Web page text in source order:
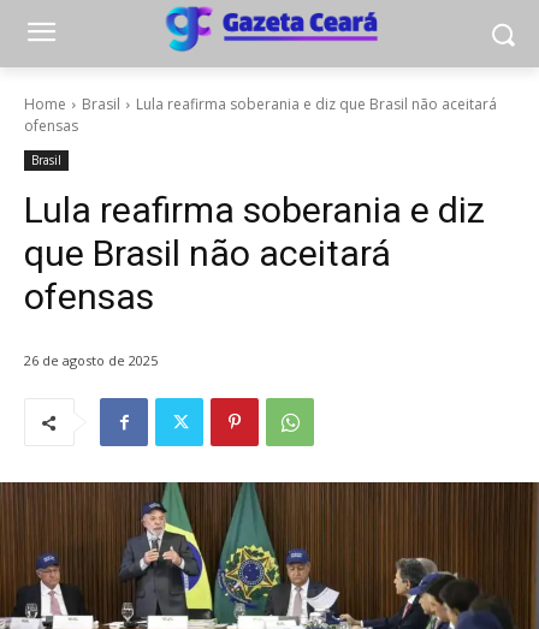
Home Brasil
Lula reafirma soberania e diz que Brasil não aceitará
ofensas
Brasil
Lula reafirma soberania e diz
que Brasil não aceitará
ofensas
26 de agosto de 2025